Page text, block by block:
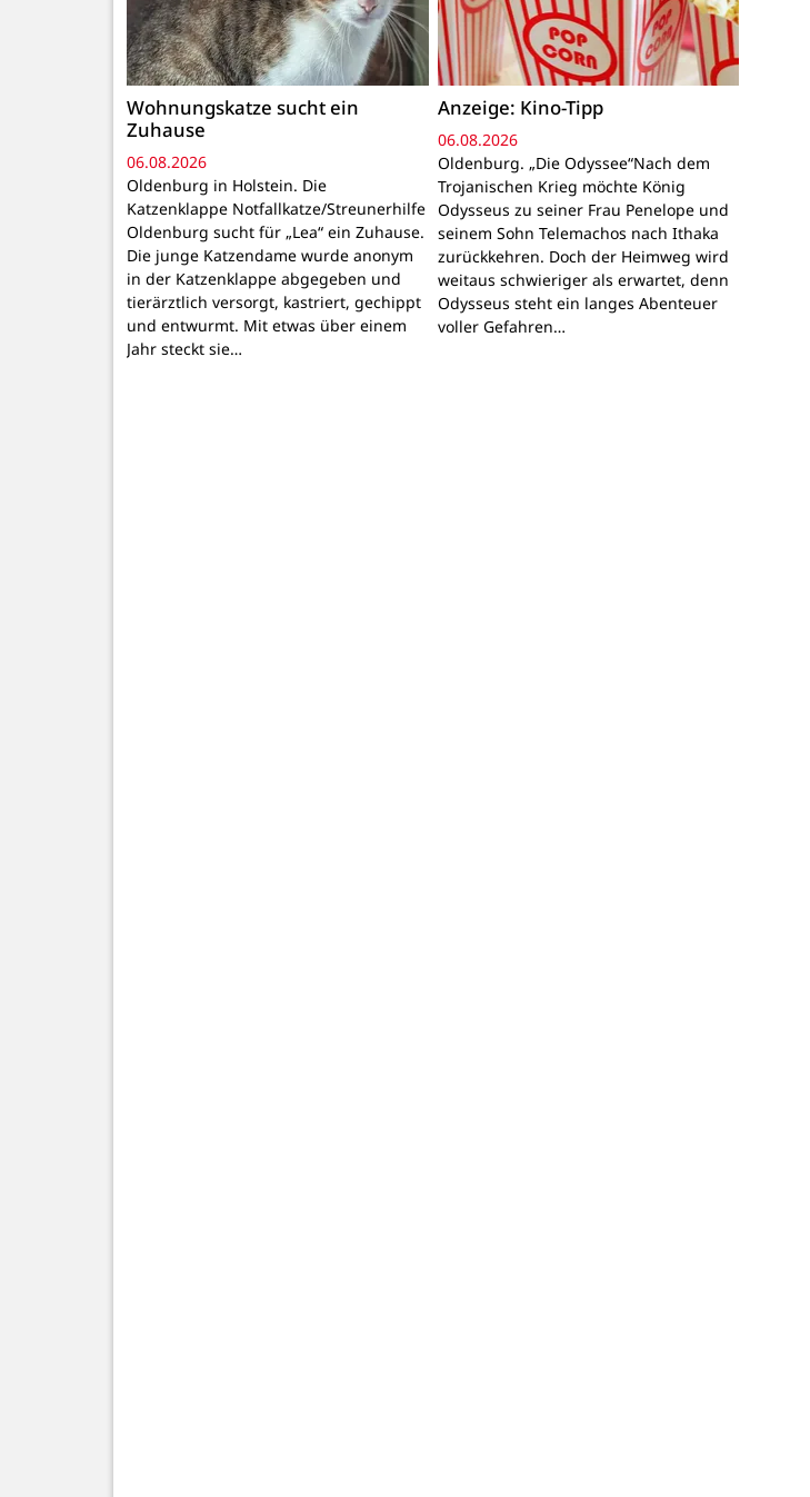
Wohnungskatze sucht ein
Zuhause
06.08.2026
Oldenburg in Holstein. Die
Katzenklappe Notfallkatze/Streunerhilfe
Oldenburg sucht für „Lea“ ein Zuhause.
Die junge Katzendame wurde anonym
in der Katzenklappe abgegeben und
tierärztlich versorgt, kastriert, gechippt
und entwurmt. Mit etwas über einem
Jahr steckt sie…
Anzeige: Kino-Tipp
06.08.2026
Oldenburg. „Die Odyssee“Nach dem
Trojanischen Krieg möchte König
Odysseus zu seiner Frau Penelope und
seinem Sohn Telemachos nach Ithaka
zurückkehren. Doch der Heimweg wird
weitaus schwieriger als erwartet, denn
Odysseus steht ein langes Abenteuer
voller Gefahren…